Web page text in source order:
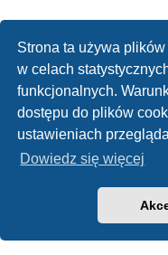
Strona ta używa
w celach
funkcjonalnych.
dostępu do plików
ustawieniach
Dowiedz się więcej